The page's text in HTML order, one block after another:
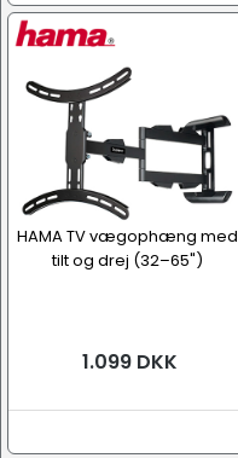
HAMA TV vægophæng med
tilt og drej (32–65")
1.099 DKK